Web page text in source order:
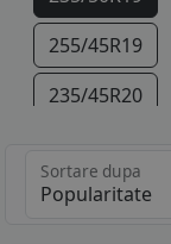
255/45R19
235/45R20
Sortare dupa